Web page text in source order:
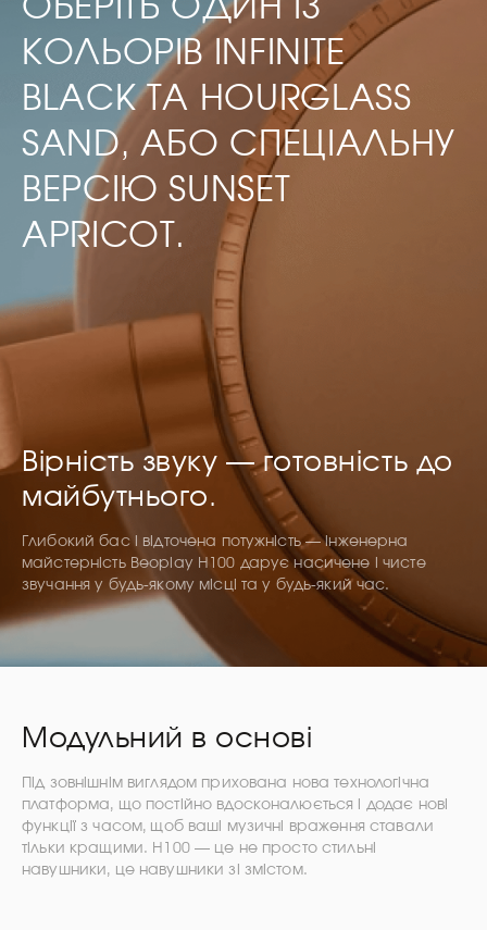
ОБЕРІТЬ ОДИН ІЗ
КОЛЬОРІВ INFINITE
BLACK ТА HOURGLASS
SAND, АБО СПЕЦІАЛЬНУ
ВЕРСІЮ SUNSET
APRICOT.
Вірність звуку — готовність до
майбутнього.
Глибокий бас і відточена потужність — інженерна
майстерність Beoplay H100 дарує насичене і чисте
звучання у будь-якому місці та у будь-який час.
Модульний в основі
Під зовнішнім виглядом прихована нова технологічна
платформа, що постійно вдосконалюється і додає нові
функції з часом, щоб ваші музичні враження ставали
тільки кращими. H100 — це не просто стильні
навушники, це навушники зі змістом.